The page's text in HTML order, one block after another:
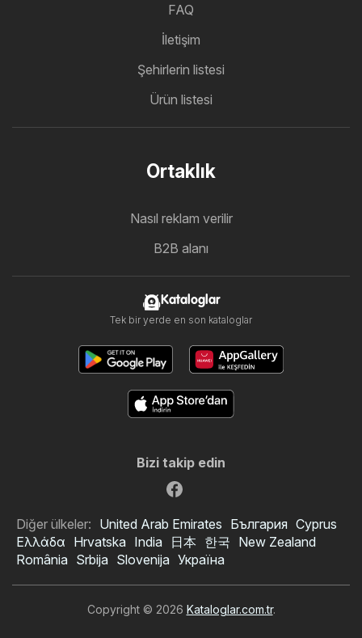
FAQ
İletişim
Şehirlerin listesi
Ürün listesi
Ortaklık
Nasıl reklam verilir
B2B alanı
Kataloglar
Tek bir yerde en son kataloglar
Bizi takip edin
Diğer ülkeler: United Arab Emirates България Cyprus
Ελλάδα Hrvatska India 日本 한국 New Zealand
România Srbija Slovenija Україна
Copyright © 2026 Kataloglar.com.tr.